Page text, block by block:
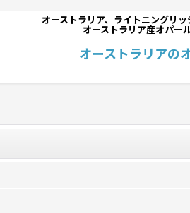
オーストラリア、ライトニングリ
オーストラリア産オパー
オーストラリアの